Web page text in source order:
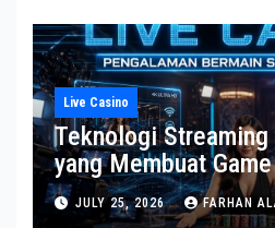
Live Casino
Teknologi
yang Membuat
JULY 25, 2026 FARHAN